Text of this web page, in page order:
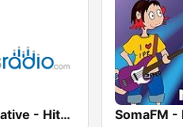
Alternative - Hits Radio